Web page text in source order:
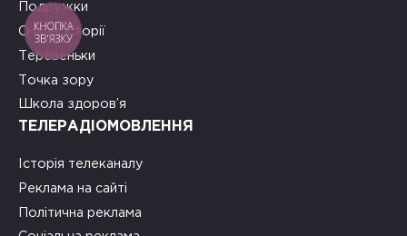
Подружки
Смачні історії
Теревеньки
Точка зору
Школа здоров’я
ТЕЛЕРАДІОМОВЛЕННЯ
Історія телеканалу
Реклама на сайті
Політична реклама
КНОПКА
ЗВ'ЯЗКУ